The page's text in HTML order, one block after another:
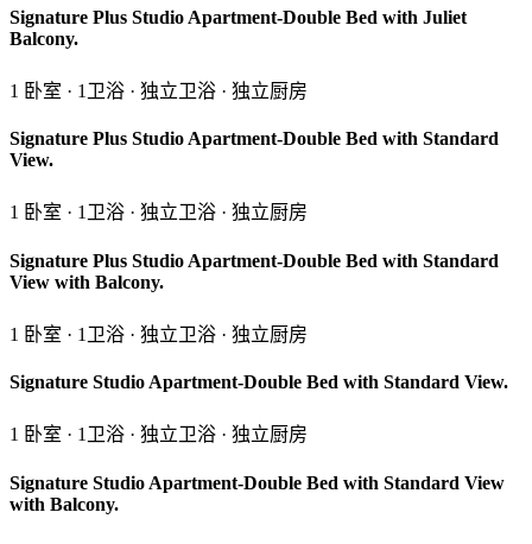
Signature Plus Studio Apartment-Double Bed with Juliet
Balcony.
1 卧室 · 1卫浴 · 独立卫浴 · 独立厨房
Signature Plus Studio Apartment-Double Bed with Standard
View.
1 卧室 · 1卫浴 · 独立卫浴 · 独立厨房
Signature Plus Studio Apartment-Double Bed with Standard
View with Balcony.
1 卧室 · 1卫浴 · 独立卫浴 · 独立厨房
Signature Studio Apartment-Double Bed with Standard View.
1 卧室 · 1卫浴 · 独立卫浴 · 独立厨房
Signature Studio Apartment-Double Bed with Standard View
with Balcony.